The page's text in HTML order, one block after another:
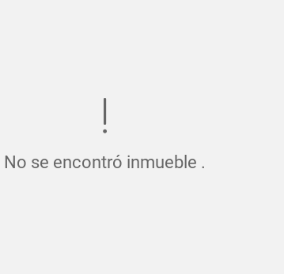
No se encontró inmueble .